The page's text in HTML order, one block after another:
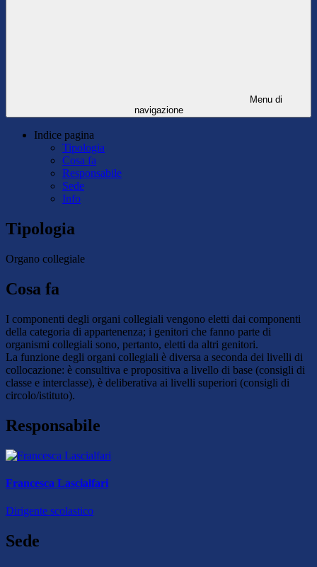
Menu di
navigazione
Indice pagina
Tipologia
Cosa fa
Responsabile
Sede
Info
Tipologia
Organo collegiale
Cosa fa
I componenti degli organi collegiali vengono eletti dai componenti
della categoria di appartenenza; i genitori che fanno parte di
organismi collegiali sono, pertanto, eletti da altri genitori.
La funzione degli organi collegiali è diversa a seconda dei livelli di
collocazione: è consultiva e propositiva a livello di base (consigli di
classe e interclasse), è deliberativa ai livelli superiori (consigli di
circolo/istituto).
Responsabile
Francesca Lascialfari
Dirigente scolastico
Sede